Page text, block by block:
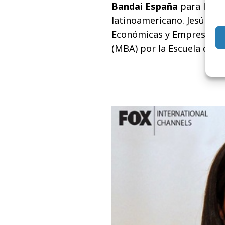
Bandai España para los
latinoamericano. Jesús
Económicas y
(MBA) por la Escuela de